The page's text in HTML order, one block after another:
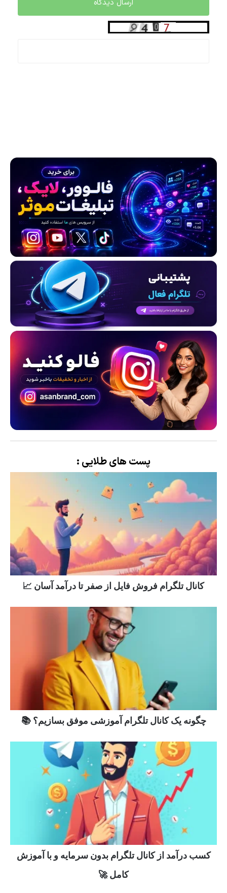
پست های طلایی :
کانال تلگرام فروش فایل از صفر تا درآمد آسان 📈
چگونه یک کانال تلگرام آموزشی موفق بسازیم؟ 📚
کسب درآمد از کانال تلگرام بدون سرمایه و با آموزش
کامل 🚀